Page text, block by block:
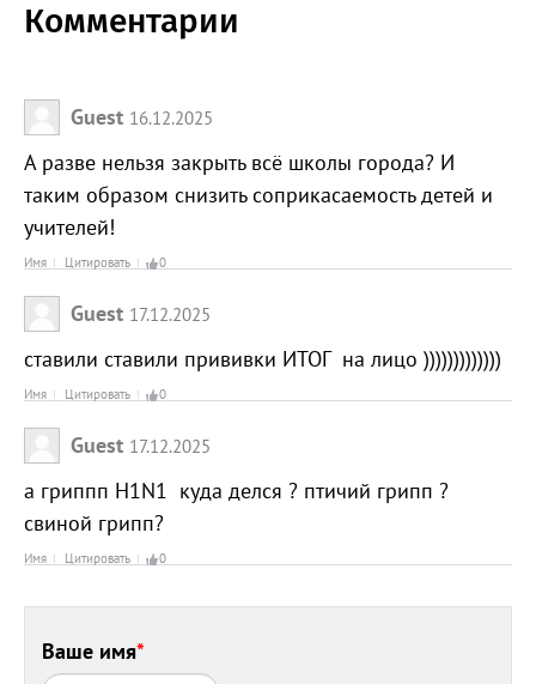
Комментарии
Guest 16.12.2025
А разве нельзя закрыть всё школы города? И
таким образом снизить соприкасаемость детей и
учителей!
Имя Цитировать 0
Guest 17.12.2025
ставили ставили прививки ИТОГ на лицо )))))))))))))
Имя Цитировать 0
Guest 17.12.2025
а гриппп H1N1 куда делся ? птичий грипп ?
свиной грипп?
Имя Цитировать 0
Ваше имя*